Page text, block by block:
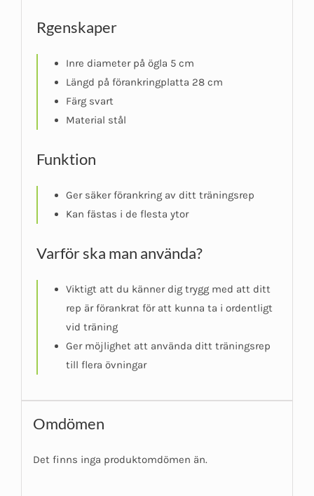
Rgenskaper
Inre diameter på ögla 5 cm
Längd på förankringplatta 28 cm
Färg svart
Material stål
Funktion
Ger säker förankring av ditt träningsrep
Kan fästas i de flesta ytor
Varför ska man använda?
Viktigt att du känner dig trygg med att ditt
rep är förankrat för att kunna ta i ordentligt
vid träning
Ger möjlighet att använda ditt träningsrep
till flera övningar
Omdömen
Det finns inga produktomdömen än.